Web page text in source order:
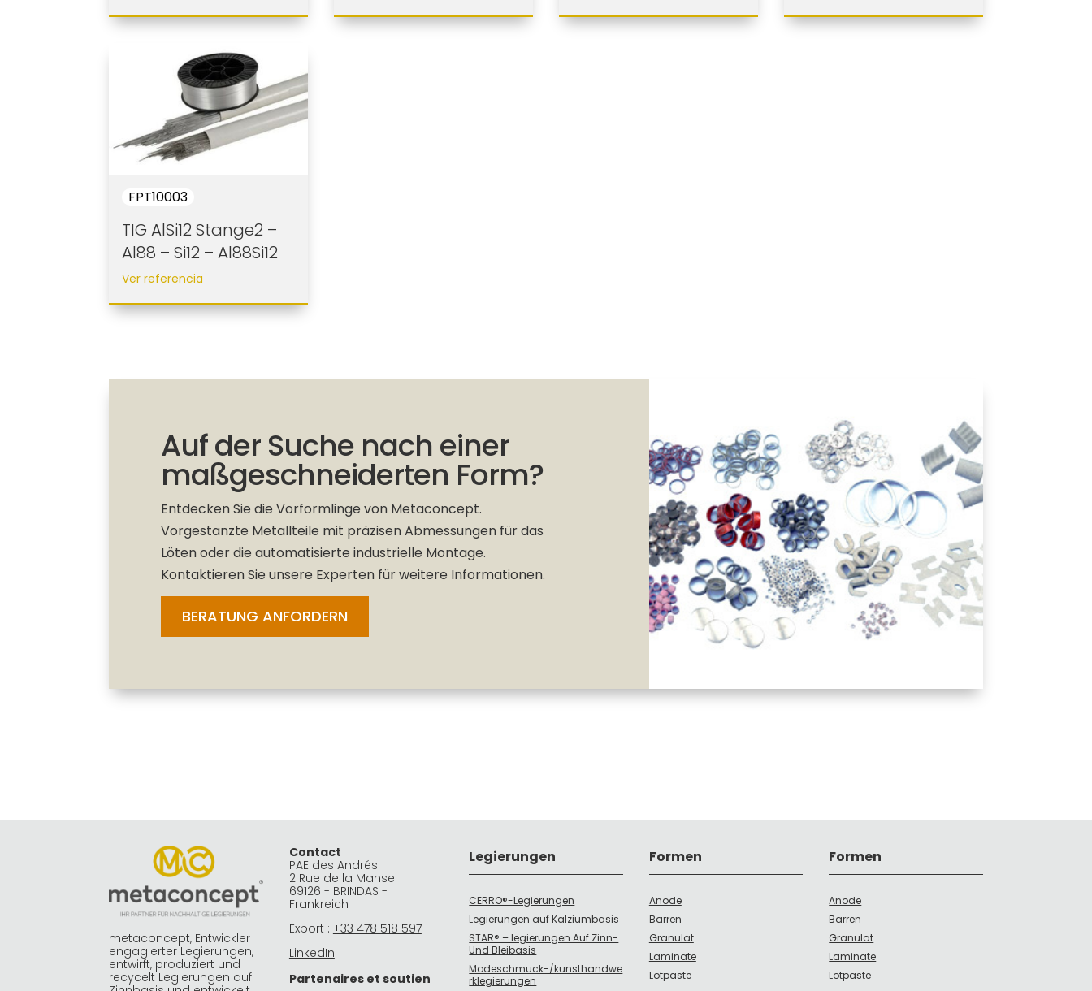
FPT10003
TIG AlSi12 Stange2 –
Al88 – Si12 – Al88Si12
Ver referencia
Auf der Suche nach einer
maßgeschneiderten Form?
Entdecken Sie die Vorformlinge von Metaconcept.
Vorgestanzte Metallteile mit präzisen Abmessungen für das
Löten oder die automatisierte industrielle Montage.
Kontaktieren Sie unsere Experten für weitere Informationen.
BERATUNG ANFORDERN
metaconcept, Entwickler
engagierter Legierungen,
entwirft, produziert und
recycelt Legierungen auf
Contact
PAE des Andrés
2 Rue de la Manse
69126 - BRINDAS -
Frankreich
Export : +33 478 518 597
LinkedIn
Partenaires et soutien
Legierungen
CERRO®-Legierungen
Legierungen auf Kalziumbasis
STAR® – legierungen Auf Zinn-
Und Bleibasis
Modeschmuck-/kunsthandwe
rklegierungen
Formen
Anode
Barren
Granulat
Laminate
Lötpaste
Formen
Anode
Barren
Granulat
Laminate
Lötpaste